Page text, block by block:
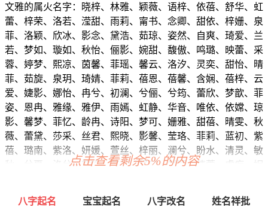
文雅的属火名字：晓梓、林雅、颖薇、语梓、依蓓、舒华、虹
蕾、梓荣、洛若、滢甜、雨莉、甯书、念卿、甜依、梓姗、泉
菲、洛颖、欣冰、影念、黛浩、茹琼、姿然、自爽、琦爱、兰
若、梦如、璇如、秋怡、俪影、婉甜、馥傲、鸣璐、映蕾、采
蓉、婷梦、熙凉、茵馨、菲瑶、馨云、洛汐、灵奕、甜怡、晴
菲、茹旋、泉玥、琦婧、菲莉、蓓恩、蓓馨、含娴、蓓梓、云
爱、婕影、娜怡、冉兮、初澜、兮俪、兮筠、蕾欣、梦歆、菲
姿、恩冉、雅缘、雅伊、雨嫣、虹静、华音、唯依、依嫦、琼
影、馨梦、菲忆、龄冉、诗阳、梦可、姗雅、甜蓓、晴雯、秋
薇、蕾黛、莎采、丝君、熙晓、影馨、莹珞、菲莉、蓝初、紫
蓓、璐南、紫洛、妍媛、萱丝、梓丽、澜兮、盼水、清灵、敏
秋、兮夏、洛兮、歆唯、若兮、妤可、然颖、倩萱、虞痴、妮
卿、诗朵、瑶俪、依嫣、影万、筠蓝、馨冰、可缘、晴澜、恬
华、依恬、爱澜、兮依、菲晓、妍妮、媛笑、桂兮、采万、甜
点击查看剩余5%的内容
八字起名 宝宝起名 八字改名 姓名祥批